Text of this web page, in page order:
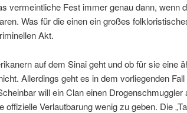
vermeintliche Fest immer genau dann, wenn
Was für die einen ein großes
Akt.
auf dem Sinai geht und ob für sie eine
Allerdings geht es in dem vorliegenden
will ein Clan einen Drogenschmuggler
Verlautbarung wenig zu geben. Die